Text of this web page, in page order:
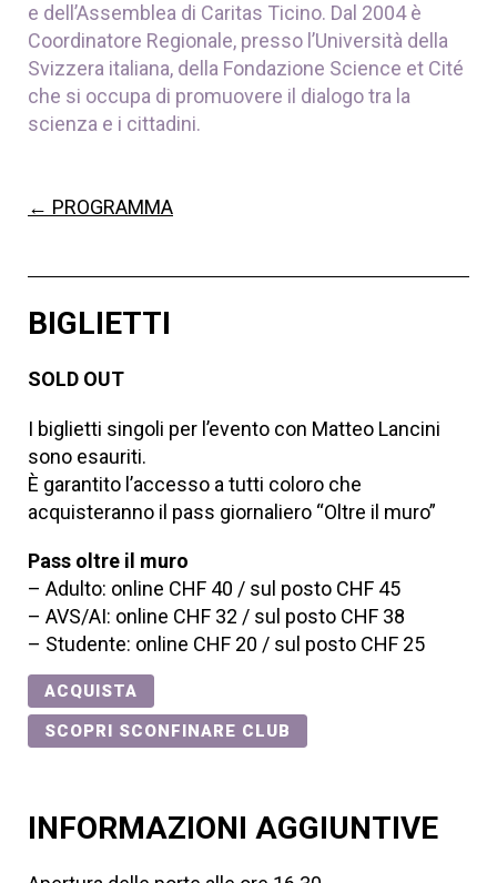
e dell’Assemblea di Caritas Ticino. Dal 2004 è
Coordinatore Regionale, presso l’Università della
Svizzera italiana, della Fondazione Science et Cité
che si occupa di promuovere il dialogo tra la
scienza e i cittadini.
← PROGRAMMA
BIGLIETTI
SOLD OUT
I biglietti singoli per l’evento con Matteo Lancini
sono esauriti.
È garantito l’accesso a tutti coloro che
acquisteranno il pass giornaliero “Oltre il muro”
Pass oltre il muro
– Adulto: online CHF 40 / sul posto CHF 45
– AVS/AI: online CHF 32 / sul posto CHF 38
– Studente: online CHF 20 / sul posto CHF 25
ACQUISTA
SCOPRI SCONFINARE CLUB
INFORMAZIONI AGGIUNTIVE